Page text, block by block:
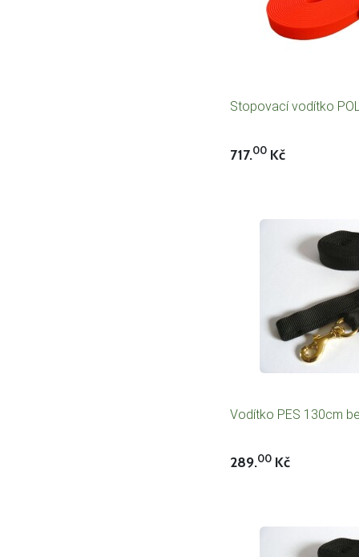
Stopovací vodítko
717.00 Kč
Vodítko PES 130cm
289.00 Kč